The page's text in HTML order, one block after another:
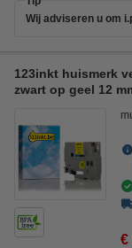
Wij adviseren u om
123inkt huismerk
zwart op geel 12
€